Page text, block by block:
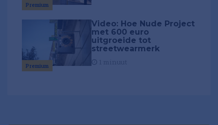
Premium
Premium
Video: Hoe Nude Project
met 600 euro
uitgroeide tot
streetwearmerk